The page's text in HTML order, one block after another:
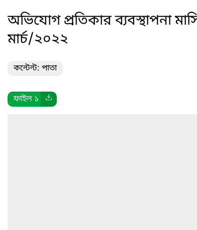
অভিযোগ প্রতিকার ব্যবস্থাপনা
মার্চ/২০২২
কন্টেন্ট: পাতা
ফাইল ১